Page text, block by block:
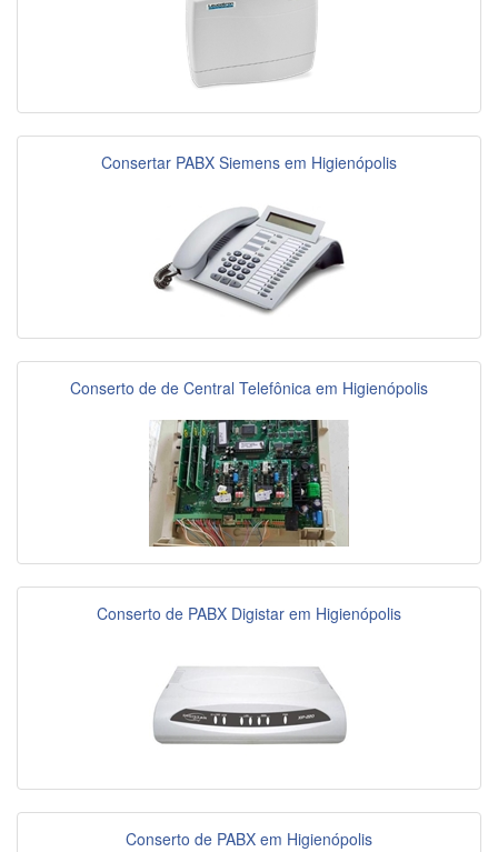
Consertar PABX Siemens em Higienópolis
Conserto de de Central Telefônica em Higienópolis
Conserto de PABX Digistar em Higienópolis
Conserto de PABX em Higienópolis